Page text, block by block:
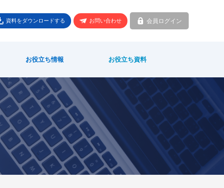
資料をダウンロードする お問い合わせ 会員ログイン
お役立ち情報 お役立ち資料